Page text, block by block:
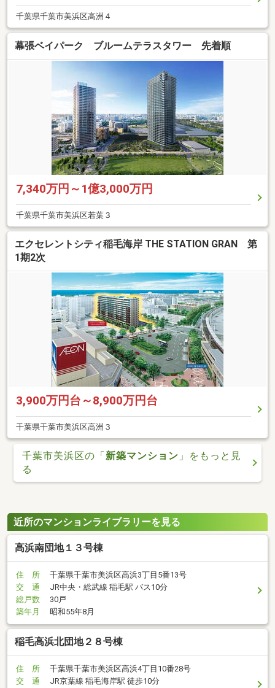
千葉県千葉市美浜区高洲４
幕張ベイパーク ブルームテラスタワー 先着順
7,340万円～1億3,000万円
千葉県千葉市美浜区若葉３
エクセレントシティ稲毛海岸 THE STATION GRAN 第
1期2次
3,900万円台～8,900万円台
千葉県千葉市美浜区高洲３
千葉市美浜区の「新築マンション 」をもっと見
る
近所のマンションライブラリーを見る
高浜南団地１３号棟
住 所
千葉県千葉市美浜区高浜3丁目5番13号
交 通
JR中央・総武線 稲毛駅 バス10分
総戸数
30戸
築年月
昭和55年8月
稲毛高浜北団地２８号棟
住 所
千葉県千葉市美浜区高浜4丁目10番28号
交 通
JR京葉線 稲毛海岸駅 徒歩10分